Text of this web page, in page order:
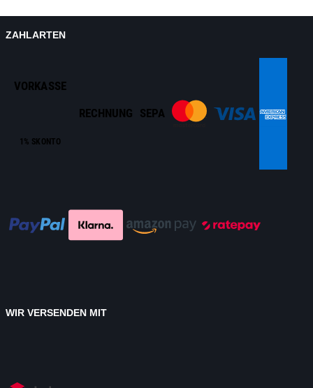
ZAHLARTEN
VORKASSE
1% SKONTO
RECHNUNG SEPA
WIR VERSENDEN MIT